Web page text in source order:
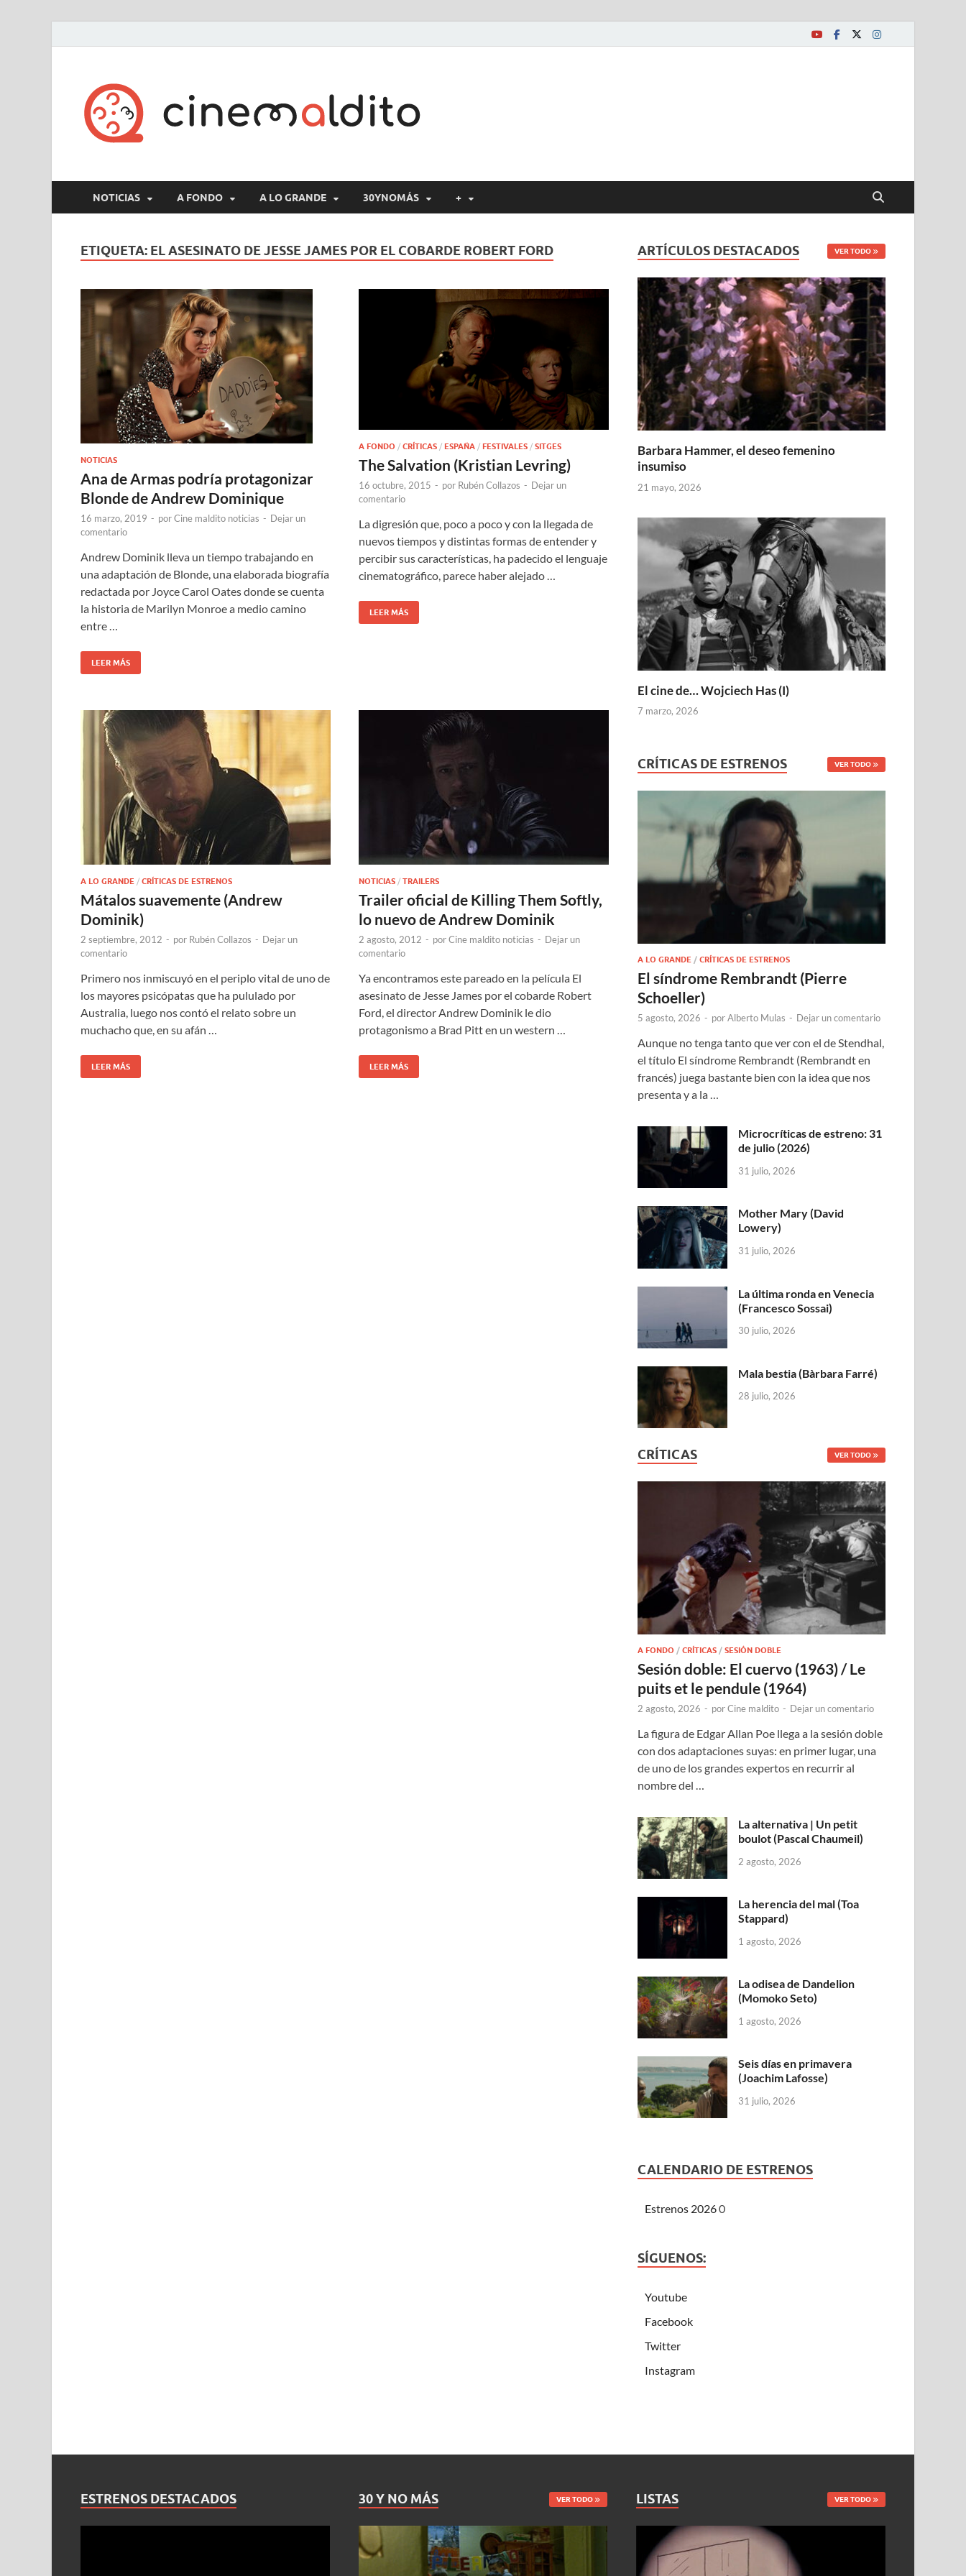
NOTICIAS A FONDO A LO GRANDE 30YNOMÁS +
ETIQUETA: EL ASESINATO DE JESSE JAMES POR EL COBARDE ROBERT FORD
NOTICIAS
Ana de Armas podría protagonizar
Blonde de Andrew Dominique
16 marzo, 2019 - porCine maldito noticias - Dejar un
comentario
Andrew Dominik lleva un tiempo trabajando en
una adaptación de Blonde, una elaborada biografía
redactada por Joyce Carol Oates donde se cuenta
la historia de Marilyn Monroe a medio camino
entre …
LEER MÁS
A FONDO / CRÍTICAS / ESPAÑA / FESTIVALES / SITGES
The Salvation (Kristian Levring)
16 octubre, 2015 - por Rubén Collazos - Dejar un
comentario
La digresión que, poco a poco y con la llegada de
nuevos tiempos y distintas formas de entender y
percibir sus características, ha padecido el lenguaje
cinematográfico, parece haber alejado …
LEER MÁS
A LO GRANDE / CRÍTICAS DE ESTRENOS
Mátalos suavemente (Andrew
Dominik)
2 septiembre, 2012 - por Rubén Collazos - Dejar un
comentario
Primero nos inmiscuyó en el periplo vital de uno de
los mayores psicópatas que ha pululado por
Australia, luego nos contó el relato sobre un
muchacho que, en su afán …
LEER MÁS
NOTICIAS / TRAILERS
Trailer oficial de Killing Them Softly,
lo nuevo de Andrew Dominik
2 agosto, 2012 - porCine maldito noticias - Dejar un
comentario
Ya encontramos este pareado en la película El
asesinato de Jesse James por el cobarde Robert
Ford, el director Andrew Dominik le dio
protagonismo a Brad Pitt en un western …
LEER MÁS
ARTÍCULOS DESTACADOS VER TODO
Barbara Hammer, el deseo femenino
insumiso
21 mayo, 2026
El cine de… Wojciech Has (I)
7 marzo, 2026
CRÍTICAS DE ESTRENOS VER TODO
A LO GRANDE /CRÍTICAS DE ESTRENOS
El síndrome Rembrandt (Pierre
Schoeller)
5 agosto, 2026 - porAlberto Mulas - Dejar un comentario
Aunque no tenga tanto que ver con el de Stendhal,
el título El síndrome Rembrandt (Rembrandt en
francés) juega bastante bien con la idea que nos
presenta y a la …
Microcríticas de estreno: 31
de julio (2026)
31 julio, 2026
Mother Mary (David
Lowery)
31 julio, 2026
La última ronda en Venecia
(Francesco Sossai)
30 julio, 2026
Mala bestia (Bàrbara Farré)
28 julio, 2026
CRÍTICAS VER TODO
A FONDO /CRÍTICAS /SESIÓN DOBLE
Sesión doble: El cuervo (1963) / Le
puits et le pendule (1964)
2 agosto, 2026 - porCine maldito - Dejar un comentario
La figura de Edgar Allan Poe llega a la sesión doble
con dos adaptaciones suyas: en primer lugar, una
de uno de los grandes expertos en recurrir al
nombre del …
La alternativa | Un petit
boulot (Pascal Chaumeil)
2 agosto, 2026
La herencia del mal (Toa
Stappard)
1 agosto, 2026
La odisea de Dandelion
(Momoko Seto)
1 agosto, 2026
Seis días en primavera
(Joachim Lafosse)
31 julio, 2026
CALENDARIO DE ESTRENOS
Estrenos 20260
SÍGUENOS:
Youtube
Facebook
Twitter
Instagram
ESTRENOS DESTACADOS 30 Y NO MÁS VER TODO LISTAS VER TODO